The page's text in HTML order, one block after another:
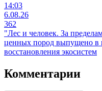
14:03
6.08.26
362
"Лес и человек. За
ценных пород выпущено в
восстановления экосистем
Комментарии